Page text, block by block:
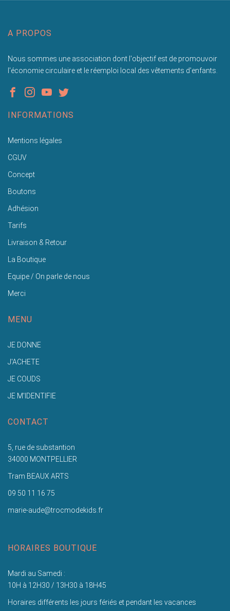
A PROPOS
Nous sommes une association dont l'objectif est de promouvoir
l'économie circulaire et le réemploi local des vêtements d'enfants.
INFORMATIONS
Mentions légales
CGUV
Concept
Boutons
Adhésion
Tarifs
Livraison & Retour
La Boutique
Equipe / On parle de nous
Merci
MENU
JE DONNE
J'ACHETE
JE COUDS
JE M'IDENTIFIE
CONTACT
5, rue de substantion
34000 MONTPELLIER
Tram BEAUX ARTS
09 50 11 16 75
marie-aude@trocmodekids.fr
HORAIRES BOUTIQUE
Mardi au Samedi :
10H à 12H30 / 13H30 à 18H45
Horaires différents les jours fériés et pendant les vacances